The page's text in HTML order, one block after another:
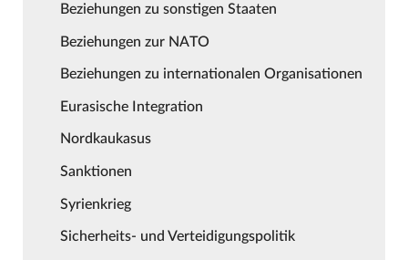
Beziehungen zu sonstigen Staaten
Beziehungen zur NATO
Beziehungen zu internationalen Organisationen
Eurasische Integration
Nordkaukasus
Sanktionen
Syrienkrieg
Sicherheits- und Verteidigungspolitik